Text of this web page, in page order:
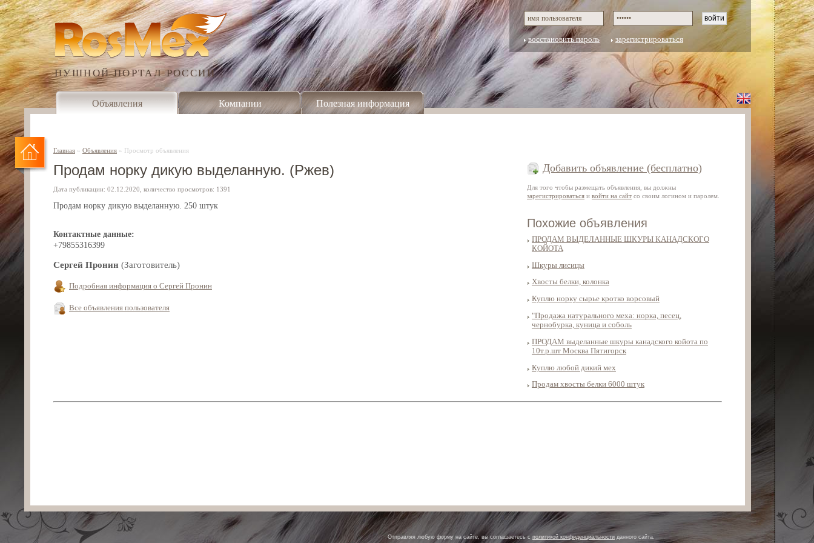
ПУШНОЙ ПОРТАЛ РОССИИ
восстановить пароль зарегистрироваться
Объявления Компании Полезная информация
Главная » Объявления » Просмотр объявления
Добавить объявление (бесплатно)
Для того чтобы размещать объявления, вы должны
зарегистрироваться и войти на сайт со своим логином и паролем.
Похожие объявления
ПРОДАМ ВЫДЕЛАННЫЕ ШКУРЫ КАНАДСКОГО
КОЙОТА
Шкуры лисицы
Хвосты белки, колонка
Куплю норку сырье кротко ворсовый
"Продажа натурального меха: норка, песец,
чернобурка, куница и соболь
ПРОДАМ выделанные шкуры канадского койота по
10т.р.шт Москва Пятигорск
Куплю любой дикий мех
Продам хвосты белки 6000 штук
Продам норку дикую выделанную. (Ржев)
Дата публикации: 02.12.2020, количество просмотров: 1391
Продам норку дикую выделанную. 250 штук
Контактные данные:
+79855316399
Сергей Пронин (Заготовитель)
Подробная информация о Сергей Пронин
Все объявления пользователя
Отправляя любую форму на сайте, вы соглашаетесь с политикой конфиденциальности данного сайта.